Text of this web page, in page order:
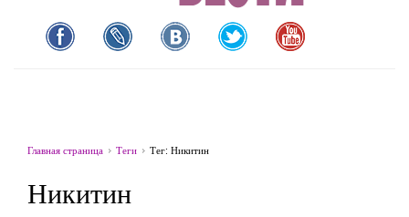
Главная страница Теги Тег: Никитин
Никитин